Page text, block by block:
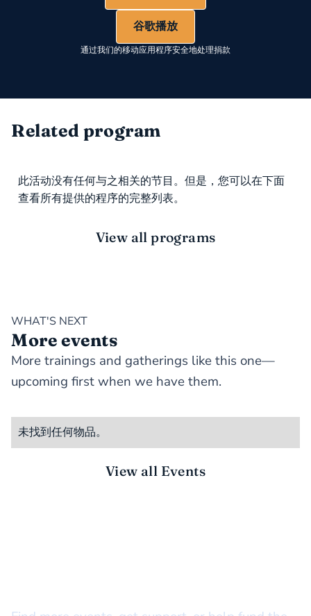
谷歌播放
通过我们的移动应用程序安全地处理捐款
Related program
此活动没有任何与之相关的节目。但是，您可以在下面
查看所有提供的程序的完整列表。
View all programs
WHAT'S NEXT
More events
More trainings and gatherings like this one—
upcoming first when we have them.
未找到任何物品。
View all Events